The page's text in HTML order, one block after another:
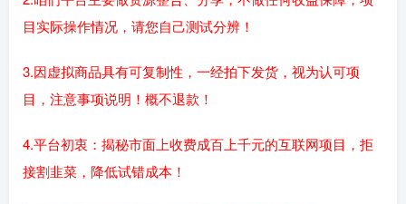
目实际操作情况，请您自己测试分辨！
3.因虚拟商品具有可复制性，一经拍下发货，视为认可项
目，注意事项说明！概不退款！
4.平台初衷：揭秘市面上收费成百上千元的互联网项目，拒
接割韭菜，降低试错成本！